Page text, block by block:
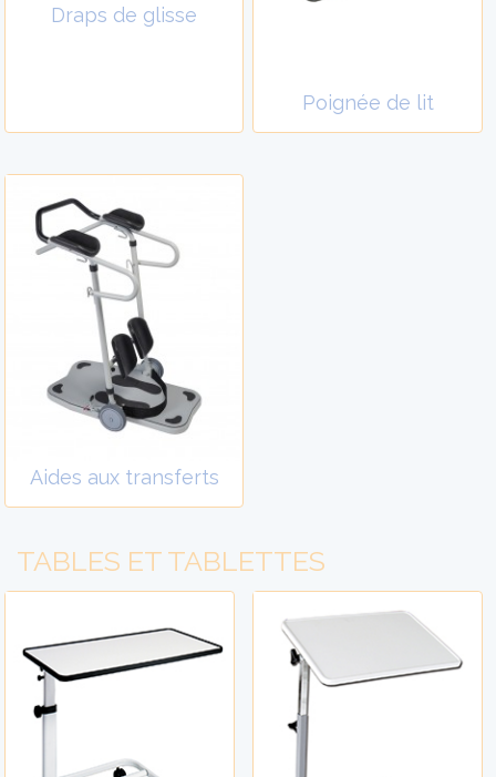
VIDÉOS
VIDÉOS
Draps de glisse
Poignée de lit
Aides aux transferts
TABLES ET TABLETTES